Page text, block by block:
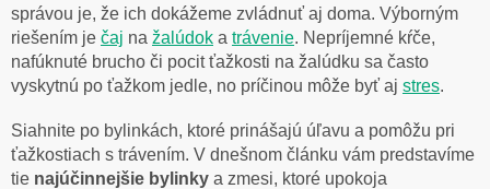
správou je, že ich dokážeme zvládnuť aj doma. Výborným
riešením je čaj na žalúdok a trávenie. Nepríjemné kŕče,
nafúknuté brucho či pocit ťažkosti na žalúdku sa často
vyskytnú po ťažkom jedle, no príčinou môže byť aj stres.
Siahnite po bylinkách, ktoré prinášajú úľavu a pomôžu pri
ťažkostiach s trávením. V dnešnom článku vám predstavíme
tie najúčinnejšie bylinky a zmesi, ktoré upokoja